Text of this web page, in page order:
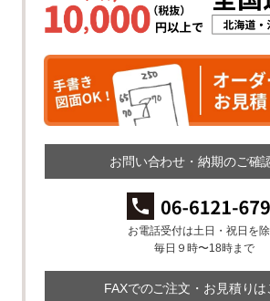
お問い合わせ・納期のご確
お電話受付は土日・祝日を除
毎日９時〜18時まで
FAXでのご注文・お見積りは